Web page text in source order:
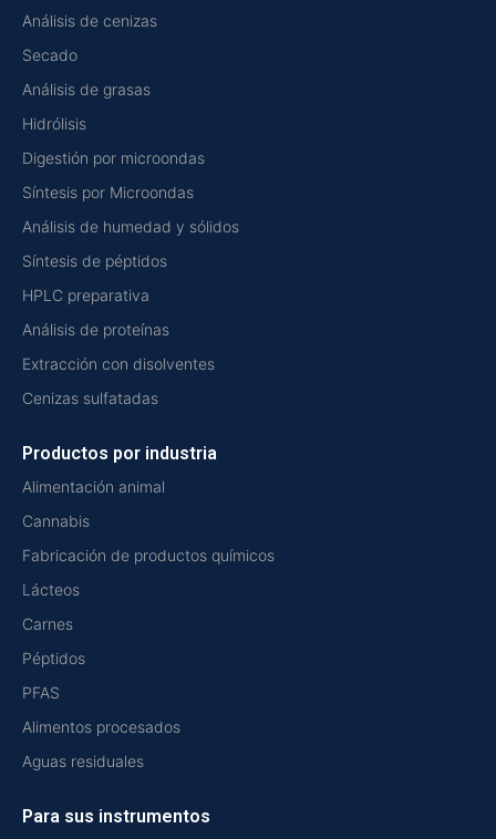
Análisis de cenizas
Secado
Análisis de grasas
Hidrólisis
Digestión por microondas
Síntesis por Microondas
Análisis de humedad y sólidos
Síntesis de péptidos
HPLC preparativa
Análisis de proteínas
Extracción con disolventes
Cenizas sulfatadas
Productos por industria
Alimentación animal
Cannabis
Fabricación de productos químicos
Lácteos
Carnes
Péptidos
PFAS
Alimentos procesados
Aguas residuales
Para sus instrumentos